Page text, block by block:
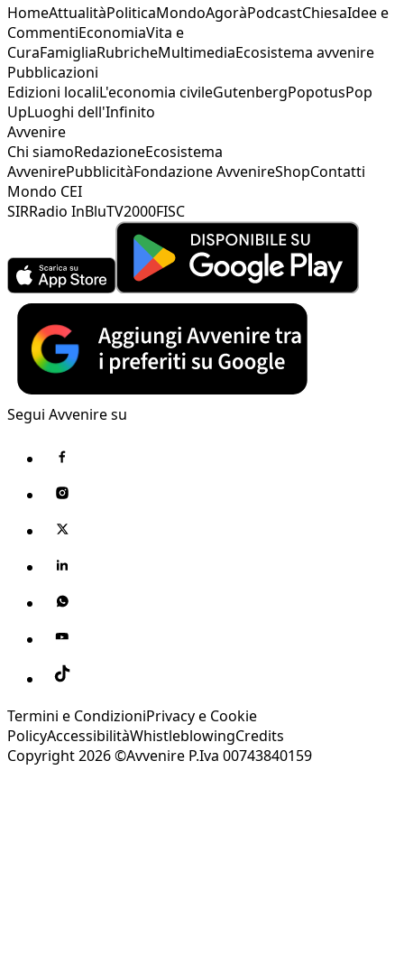
HomeAttualitàPoliticaMondoAgoràPodcastChiesaIdee e
CommentiEconomiaVita e
CuraFamigliaRubricheMultimediaEcosistema avvenire
Pubblicazioni
Edizioni localiL'economia civileGutenbergPopotusPop
UpLuoghi dell'Infinito
Avvenire
Chi siamoRedazioneEcosistema
AvvenirePubblicitàFondazione AvvenireShopContatti
Mondo CEI
SIRRadio InBluTV2000FISC
Segui Avvenire su
Termini e CondizioniPrivacy e Cookie
PolicyAccessibilitàWhistleblowingCredits
Copyright 2026 ©Avvenire P.Iva 00743840159